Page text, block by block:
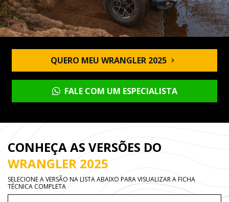
QUERO MEU WRANGLER 2025
FALE COM UM ESPECIALISTA
CONHEÇA AS VERSÕES DO
WRANGLER 2025
SELECIONE A VERSÃO NA LISTA ABAIXO PARA VISUALIZAR A FICHA
TÉCNICA COMPLETA